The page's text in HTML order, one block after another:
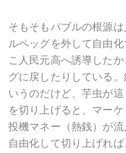
そもそもバブルの根源
ルペッグを外して自由
こ人民元高へ誘導した
グに戻したりしている
いうのだけど、芋虫が
を切り上げると、マー
投機マネー（熱銭）が
自由化して切り上げれ